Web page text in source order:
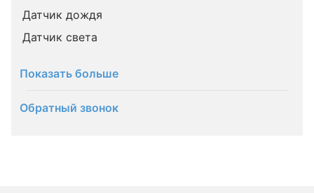
Датчик дождя
Датчик света
Показать больше
Обратный звонок